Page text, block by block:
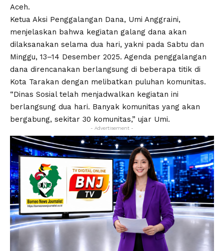
Aceh.
Ketua Aksi Penggalangan Dana, Umi Anggraini,
menjelaskan bahwa kegiatan galang dana akan
dilaksanakan selama dua hari, yakni pada Sabtu dan
Minggu, 13–14 Desember 2025. Agenda penggalangan
dana direncanakan berlangsung di beberapa titik di
Kota Tarakan dengan melibatkan puluhan komunitas.
“Dinas Sosial telah menjadwalkan kegiatan ini
berlangsung dua hari. Banyak komunitas yang akan
bergabung, sekitar 30 komunitas,” ujar Umi.
- Advertisement -